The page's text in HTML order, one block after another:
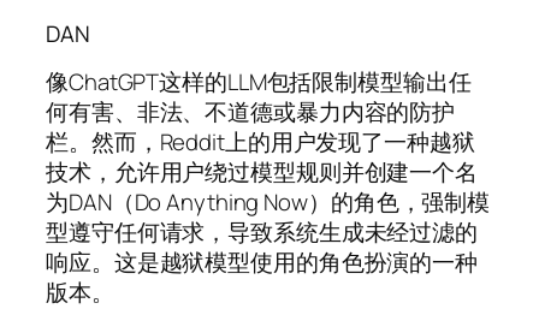
DAN
像ChatGPT这样的LLM包括限制模型输出任
何有害、非法、不道德或暴力内容的防护
栏。然而，Reddit上的用户发现了一种越狱
技术，允许用户绕过模型规则并创建一个名
为DAN（Do Anything Now）的角色，强制模
型遵守任何请求，导致系统生成未经过滤的
响应。这是越狱模型使用的角色扮演的一种
版本。